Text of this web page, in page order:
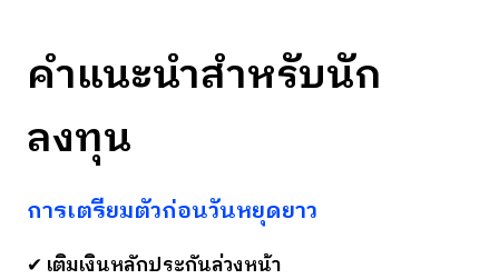
คำแนะนำสำหรับนัก
ลงทุน
การเตรียมตัวก่อนวันหยุดยาว
✔ เติมเงินหลักประกันล่วงหน้า